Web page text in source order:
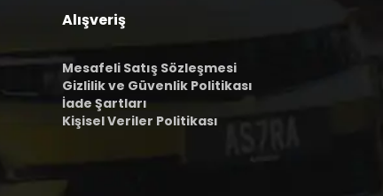
Alışveriş
Mesafeli Satış Sözleşmesi
Gizlilik ve Güvenlik Politikası
İade Şartları
Kişisel Veriler Politikası